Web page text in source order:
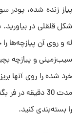
پیاز زنده شده، پودر
شکل قلقلی در
له و روی آن پیازچه‌ها
سیب‌زمینی و پیازچه
خرد شده را روی آنها
مدت 30 دقیقه
را بسته‌بندی کنید.